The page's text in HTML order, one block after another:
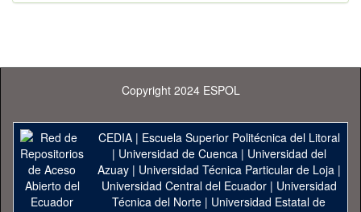
Copyright 2024 ESPOL
CEDIA| Escuela Superior Politécnica del Litoral
| Universidad de Cuenca| Universidad del
Azuay| Universidad Técnica Particular de Loja|
Universidad Central del Ecuador| Universidad
Técnica del Norte | Universidad Estatal de